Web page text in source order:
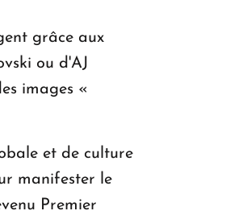
grâce aux
ou d'AJ
images «
et de culture
manifester le
Premier